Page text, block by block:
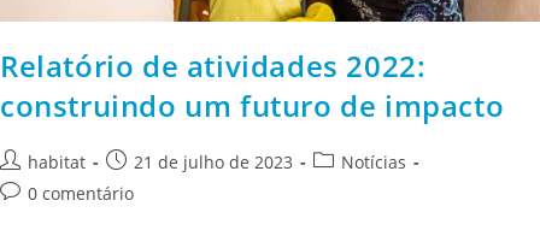
Relatório de atividades 2022:
construindo um futuro de impacto
habitat 21 de julho de 2023
Notícias
0 comentário